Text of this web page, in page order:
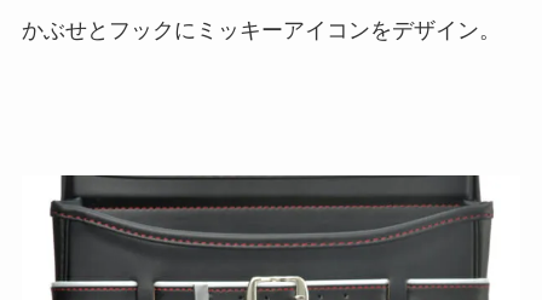
かぶせとフックにミッキーアイコンをデザイン。